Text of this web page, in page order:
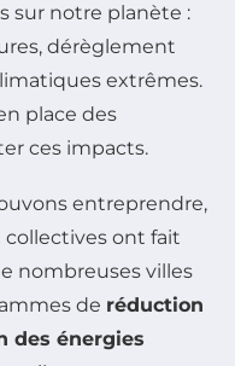
sur notre planète :
dérèglement
extrêmes.
place des
ces impacts.
entreprendre,
ont fait
nombreuses villes
de réduction
des énergies